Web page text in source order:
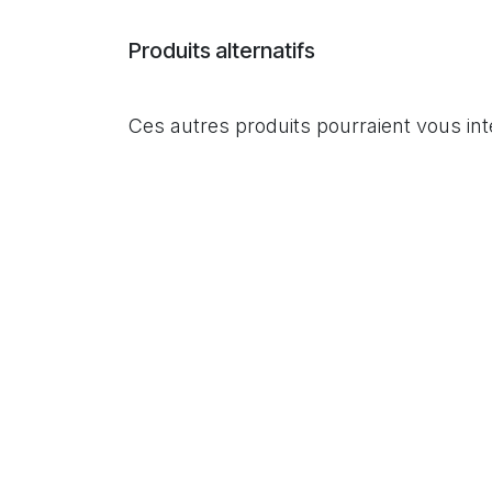
Produits alternatifs
Ces autres produits pourraient vous